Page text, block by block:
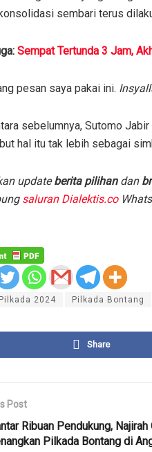
sembari terus
Sempat Tertunda 3 Jam,
pesan saya pakai ini.
sebelumnya, Sutomo
hal itu tak lebih sebagai
updateberita pilihan dan
saluran Dialektis.co
Pilkada 2024 Pilkada Bontang
Share
Post
Ribuan Pendukung,
Pilkada Bontang di